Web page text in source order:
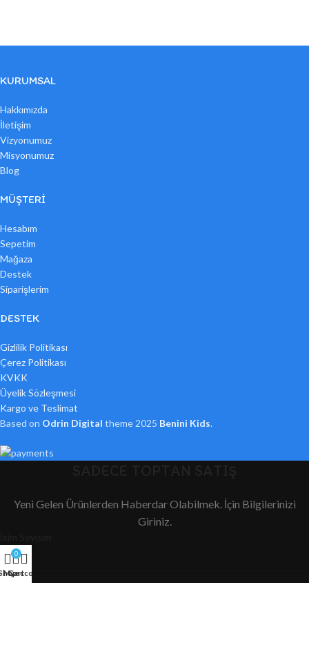
KURUMSAL
Hakkımızda
İletişim
Vizyonumuz
Misyonumuz
Blog
MÜŞTERI
Hesabım
Sepetim
Mağaza
Destek
Siparişlerim
DESTEK
Gizlilik Politikası
Çerez Politikası
KVKK
Üyelik Sözleşmesi
Kargo ve Teslimat
Based on Odrin Digital theme 2025 Benini Kids.
Yeni Gelen Ürünlerden Haberdar Olabilmek. İçin Bilgilerinizi
Giriniz.
0
Cart
My account